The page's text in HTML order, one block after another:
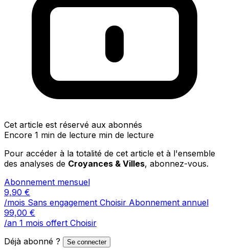
Cet article est réservé aux abonnés
Encore 1 min de lecture min de lecture
Pour accéder à la totalité de cet article et à l'ensemble
des analyses de Croyances & Villes, abonnez-vous.
Abonnement mensuel
9,90 €
/mois Sans engagement Choisir Abonnement annuel
99,00 €
/an 1 mois offert Choisir
Déjà abonné ?
Se connecter